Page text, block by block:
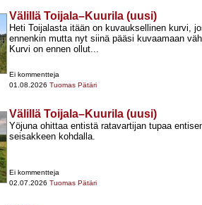
Välillä Toijala–Kuurila (uusi)
Heti Toijalasta itään on kuvauksellinen kurvi,
ennenkin mutta nyt siinä pääsi kuvaamaan
Kurvi on ennen ollut...
Ei kommentteja
01.08.2026 Tuomas Pätäri
Välillä Toijala–Kuurila (uusi)
Yöjuna ohittaa entistä ratavartijan tupaa
seisakkeen kohdalla.
Ei kommentteja
02.07.2026 Tuomas Pätäri